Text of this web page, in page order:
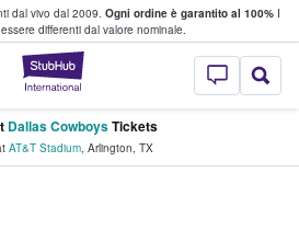
dal vivo dal 2009. Ogni ordine è garantito al 100%I
differenti dal valore nominale.
StubHub - Dove
biglietti
Dallas CowboysTickets
AT&T Stadium, Arlington, TX